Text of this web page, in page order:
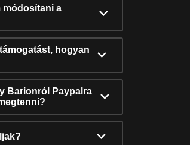
módosítani a
hogyan
Barionról Paypalra